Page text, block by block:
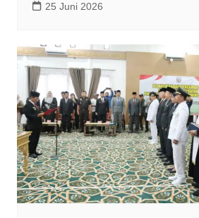
25 Juni 2026